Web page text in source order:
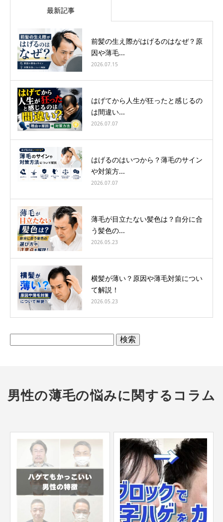
最新記事
前髪の生え際がはげるのはなぜ？原
因や薄毛...
2026.07.15
はげてから人生が狂ったと感じるの
は間違い...
2026.07.07
はげるのはいつから？薄毛のサイン
や対策方...
2026.07.07
薄毛が目立たない髪色は？自分に合
う髪色の...
2026.05.23
横髪が薄い？原因や薄毛対策につい
て解説！
2026.05.23
男性の薄毛の悩みに関するコラム